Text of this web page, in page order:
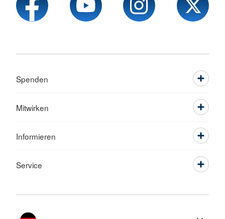
Spenden
Mitwirken
Informieren
Service
Sprache wechseln zu